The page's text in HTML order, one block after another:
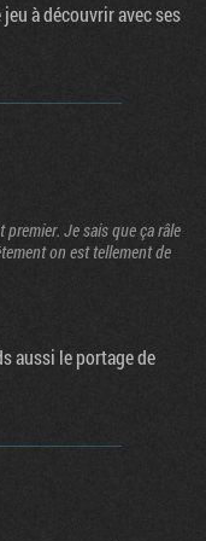
à découvrir avec ses
Je sais que ça râle
on est tellement de
aussi le portage de